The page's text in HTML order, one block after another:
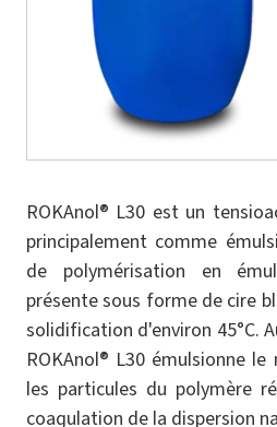
ROKAnol® L30 est un
principalement comme
de polymérisation en
présente sous forme de cire
solidification d'environ 45°C.
ROKAnol® L30 émulsionne
les particules du polymère
coagulation de la dispersion